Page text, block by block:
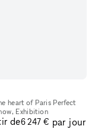
heart of Paris Perfect
Exhibition
de6 247 € par jour